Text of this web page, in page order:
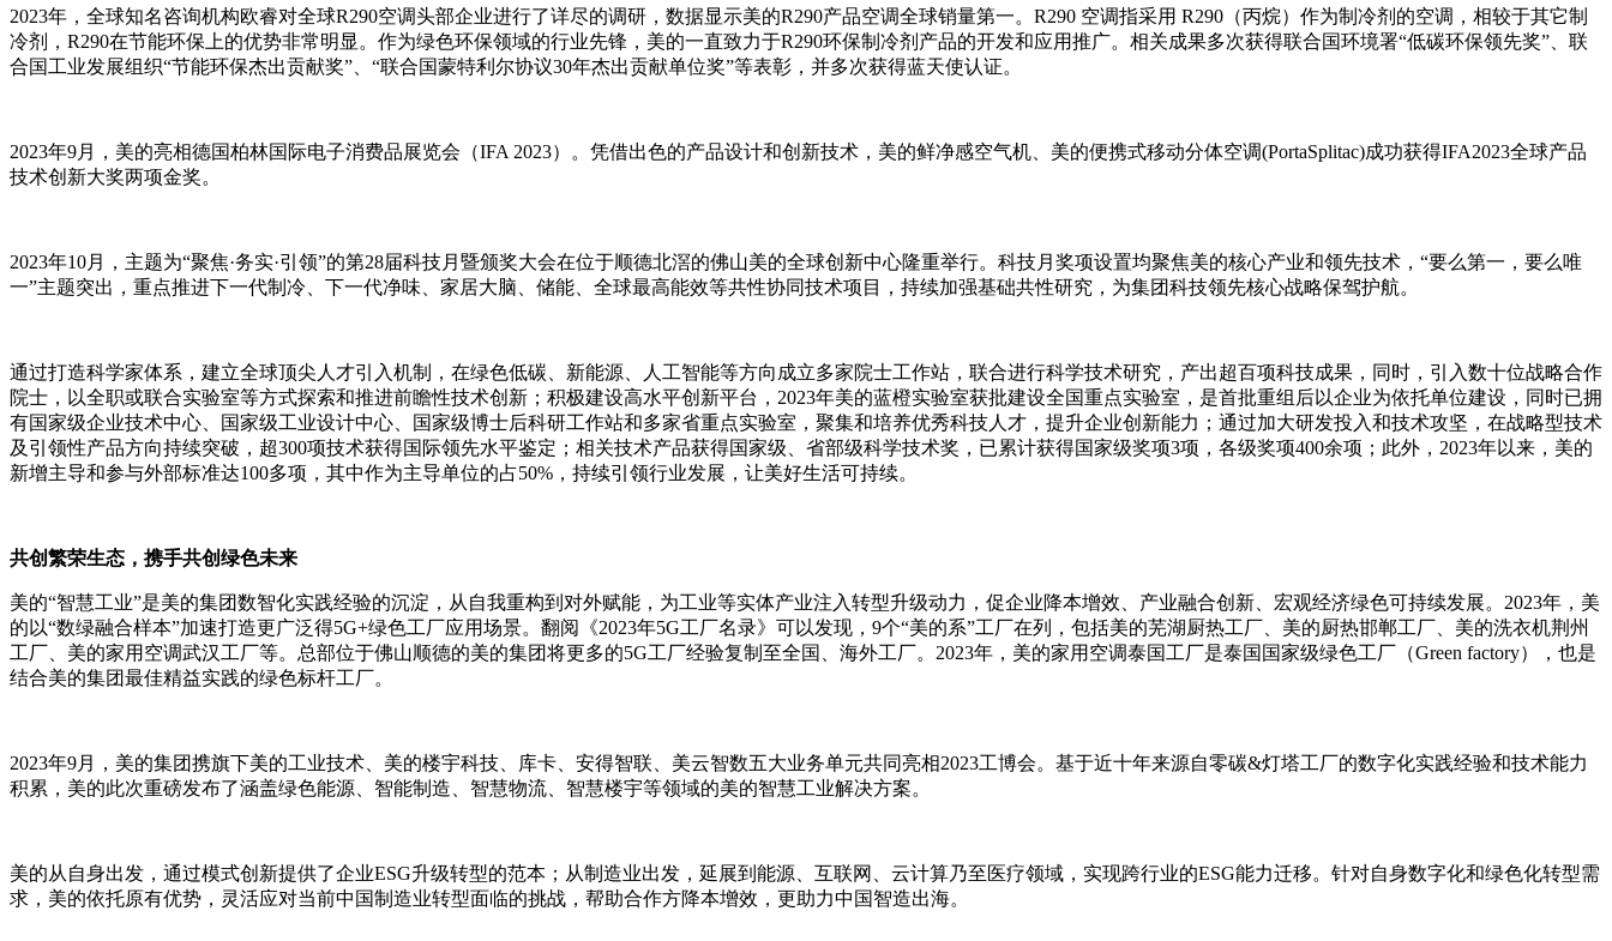
2023年，全球知名咨询机构欧睿对全球R290空调头部企业进行了详尽的调研，数据显示美的R290产品空调全球销量第一。R290 空调指采用 R290（丙烷）作为制冷剂的空调，相较于其它制
冷剂，R290在节能环保上的优势非常明显。作为绿色环保领域的行业先锋，美的一直致力于R290环保制冷剂产品的开发和应用推广。相关成果多次获得联合国环境署“低碳环保领先奖”、联
合国工业发展组织“节能环保杰出贡献奖”、“联合国蒙特利尔协议30年杰出贡献单位奖”等表彰，并多次获得蓝天使认证。
2023年9月，美的亮相德国柏林国际电子消费品展览会（IFA 2023）。凭借出色的产品设计和创新技术，美的鲜净感空气机、美的便携式移动分体空调(PortaSplitac)成功获得IFA2023全球产品
技术创新大奖两项金奖。
2023年10月，主题为“聚焦·务实·引领”的第28届科技月暨颁奖大会在位于顺德北滘的佛山美的全球创新中心隆重举行。科技月奖项设置均聚焦美的核心产业和领先技术，“要么第一，要么唯
一”主题突出，重点推进下一代制冷、下一代净味、家居大脑、储能、全球最高能效等共性协同技术项目，持续加强基础共性研究，为集团科技领先核心战略保驾护航。
通过打造科学家体系，建立全球顶尖人才引入机制，在绿色低碳、新能源、人工智能等方向成立多家院士工作站，联合进行科学技术研究，产出超百项科技成果，同时，引入数十位战略合作
院士，以全职或联合实验室等方式探索和推进前瞻性技术创新；积极建设高水平创新平台，2023年美的蓝橙实验室获批建设全国重点实验室，是首批重组后以企业为依托单位建设，同时已拥
有国家级企业技术中心、国家级工业设计中心、国家级博士后科研工作站和多家省重点实验室，聚集和培养优秀科技人才，提升企业创新能力；通过加大研发投入和技术攻坚，在战略型技术
及引领性产品方向持续突破，超300项技术获得国际领先水平鉴定；相关技术产品获得国家级、省部级科学技术奖，已累计获得国家级奖项3项，各级奖项400余项；此外，2023年以来，美的
新增主导和参与外部标准达100多项，其中作为主导单位的占50%，持续引领行业发展，让美好生活可持续。
共创繁荣生态，携手共创绿色未来
美的“智慧工业”是美的集团数智化实践经验的沉淀，从自我重构到对外赋能，为工业等实体产业注入转型升级动力，促企业降本增效、产业融合创新、宏观经济绿色可持续发展。2023年，美
的以“数绿融合样本”加速打造更广泛得5G+绿色工厂应用场景。翻阅《2023年5G工厂名录》可以发现，9个“美的系”工厂在列，包括美的芜湖厨热工厂、美的厨热邯郸工厂、美的洗衣机荆州
工厂、美的家用空调武汉工厂等。总部位于佛山顺德的美的集团将更多的5G工厂经验复制至全国、海外工厂。2023年，美的家用空调泰国工厂是泰国国家级绿色工厂（Green factory），也是
结合美的集团最佳精益实践的绿色标杆工厂。
2023年9月，美的集团携旗下美的工业技术、美的楼宇科技、库卡、安得智联、美云智数五大业务单元共同亮相2023工博会。基于近十年来源自零碳&灯塔工厂的数字化实践经验和技术能力
积累，美的此次重磅发布了涵盖绿色能源、智能制造、智慧物流、智慧楼宇等领域的美的智慧工业解决方案。
美的从自身出发，通过模式创新提供了企业ESG升级转型的范本；从制造业出发，延展到能源、互联网、云计算乃至医疗领域，实现跨行业的ESG能力迁移。针对自身数字化和绿色化转型需
求，美的依托原有优势，灵活应对当前中国制造业转型面临的挑战，帮助合作方降本增效，更助力中国智造出海。